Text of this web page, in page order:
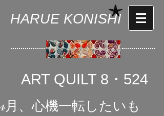
HARUE KONISHI
ART QUILT 8・524
4月、心機一転したいも